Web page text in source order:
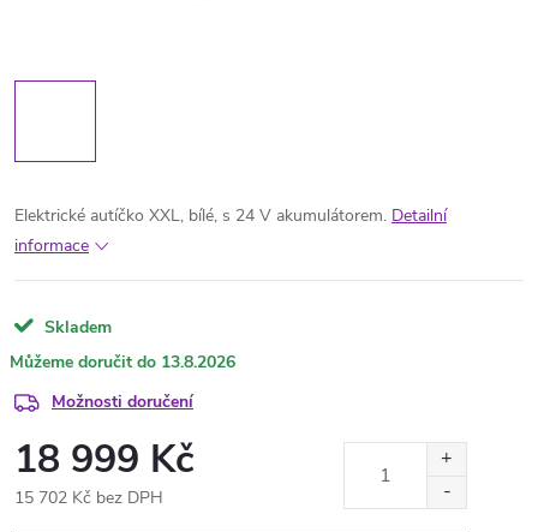
Elektrické autíčko XXL, bílé, s 24 V akumulátorem. Detailní
informace
Skladem
13.8.2026
Možnosti doručení
18 999 Kč
15 702 Kč bez DPH